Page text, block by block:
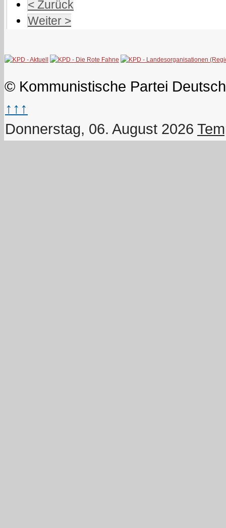
< Zurück
Weiter >
© Kommunistische Partei
↑↑↑
Donnerstag, 06. August 2026